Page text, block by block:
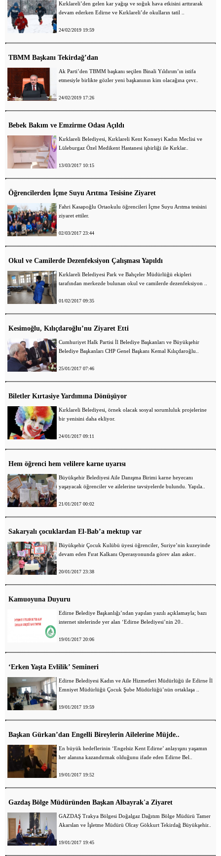
Kırklareli’den gelen kar yağışı ve soğuk hava etkisini arttırarak
devam ederken Edirne ve Kırklareli’de okulların tatil ..
24/02/2019 19:59
TBMM Başkanı Tekirdağ’dan
Ak Parti’den TBMM başkanı seçilen Binali Yıldırım’ın istifa
etmesiyle birlikte gözler yeni başkanının kim olacağına çevr..
24/02/2019 17:26
Bebek Bakım ve Emzirme Odası Açıldı
Kırklareli Belediyesi, Kırklareli Kent Konseyi Kadın Meclisi ve
Lüleburgaz Özel Medikent Hastanesi işbirliği ile Kırklar..
13/03/2017 10:15
Öğrencilerden İçme Suyu Arıtma Tesisine Ziyaret
Fahri Kasapoğlu Ortaokulu öğrencileri İçme Suyu Arıtma tesisini
ziyaret ettiler.
02/03/2017 23:44
Okul ve Camilerde Dezenfeksiyon Çalışması Yapıldı
Kırklareli Belediyesi Park ve Bahçeler Müdürlüğü ekipleri
tarafından merkezde bulunan okul ve camilerde dezenfeksiyon ..
01/02/2017 09:35
Kesimoğlu, Kılıçdaroğlu’nu Ziyaret Etti
Cumhuriyet Halk Partisi İl Belediye Başkanları ve Büyükşehir
Belediye Başkanları CHP Genel Başkanı Kemal Kılıçdaroğlu..
25/01/2017 07:46
Biletler Kırtasiye Yardımına Dönüşüyor
Kırklareli Belediyesi, örnek olacak sosyal sorumluluk projelerine
bir yenisini daha ekliyor.
24/01/2017 09:11
Hem öğrenci hem velilere karne uyarısı
Büyükşehir Belediyesi Aile Danışma Birimi karne heyecanı
yaşayacak öğrenciler ve ailelerine tavsiyelerde bulundu. Yapıla..
21/01/2017 00:02
Sakaryalı çocuklardan El-Bab’a mektup var
Büyükşehir Çocuk Kulübü üyesi öğrenciler, Suriye’nin kuzeyinde
devam eden Fırat Kalkanı Operasyonunda görev alan asker..
20/01/2017 23:38
Kamuoyuna Duyuru
Edirne Belediye Başkanlığı’ndan yapılan yazılı açıklamayla; bazı
internet sitelerinde yer alan ‘Edirne Belediyesi’nin 20..
19/01/2017 20:06
‘Erken Yaşta Evlilik’ Semineri
Edirne Belediyesi Kadın ve Aile Hizmetleri Müdürlüğü ile Edirne İl
Emniyet Müdürlüğü Çocuk Şube Müdürlüğü’nün ortaklaşa ..
19/01/2017 19:59
Başkan Gürkan’dan Engelli Bireylerin Ailelerine Müjde..
En büyük hedeflerinin ‘Engelsiz Kent Edirne’ anlayışını yaşamın
her alanına kazandırmak olduğunu ifade eden Edirne Bel..
19/01/2017 19:52
Gazdaş Bölge Müdüründen Başkan Albayrak'a Ziyaret
GAZDAŞ Trakya Bölgesi Doğalgaz Dağıtım Bölge Müdürü Tamer
Akarslan ve İşletme Müdürü Olcay Gökkurt Tekirdağ Büyükşehir..
19/01/2017 19:45